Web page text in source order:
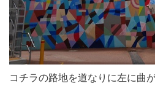
コチラの路地を道なりに左に曲